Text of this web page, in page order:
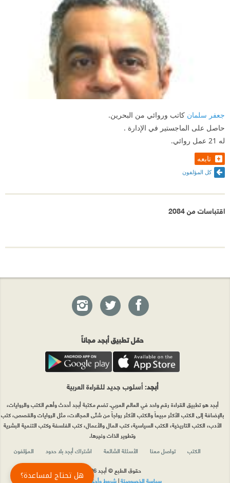
جعفر سلمان كاتب وروائي من البحرين.
حاصل على الماجستير في الإدارة .
له 21 عمل روائي.
تابعه
كل المؤلفون
اقتباسات من 2084
حمّل تطبيق أبجد مجاناً
أبجد: أسلوب جديد للقراءة العربية
أبجد هو تطبيق القراءة رقم واحد في العالم العربي. تضم مكتبة أبجد أحدث وأهم الكتب والروايات،
بالإضافة إلى الكتب الأكثر مبيعاً والكتب الأكثر رواجاً من شتّى المجالات، مثل الروايات والقصص، كتب
الأدب، الكتب التاريخية، الكتب السياسية، كتب المال والأعمال، كتب الفلسفة وكتب التنمية البشرية
وتطوير الذات وغيرها.
الكتب
تواصل معنا الأسئلة الشائعة اشتراك أبجد بلا حدود
المؤلفون
حقوق الطبع © أبجد 2026
سياسة الخصوصيّة|شروط وأحكام الاستخدامهل تحتاج لمساعدة؟